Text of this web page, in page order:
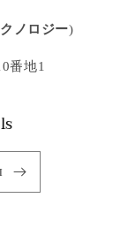
ノロジー)
番地1